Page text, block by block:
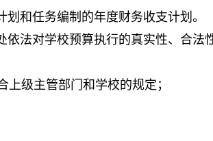
和任务编制的年度财务收支计划。
法对学校预算执行的真实性、合法
级主管部门和学校的规定；